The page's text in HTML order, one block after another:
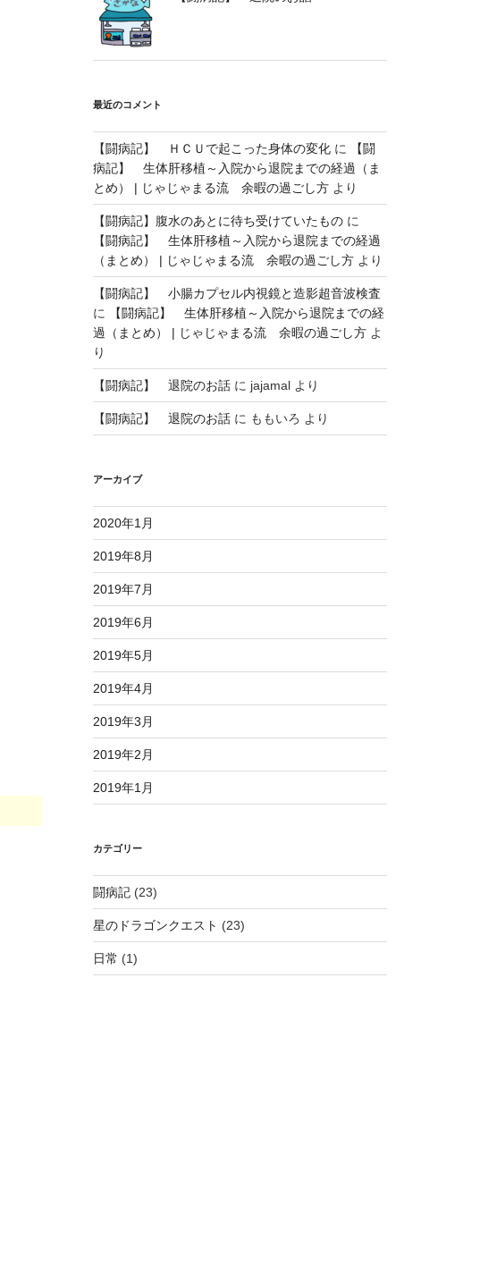
最近のコメント
【闘病記】 ＨＣＵで起こった身体の変化に
【闘
病記】 生体肝移植～入院から退院までの経過（ま
とめ） | じゃじゃまる流 余暇の過ごし方より
【闘病記】腹水のあとに待ち受けていたものに
【闘病記】 生体肝移植～入院から退院までの経過
（まとめ） | じゃじゃまる流 余暇の過ごし方より
【闘病記】 小腸カプセル内視鏡と造影超音波検査
に
【闘病記】 生体肝移植～入院から退院までの経
過（まとめ） | じゃじゃまる流 余暇の過ごし方よ
り
【闘病記】 退院のお話に jajamalより
【闘病記】 退院のお話に ももいろ より
アーカイブ
2020年1月
2019年8月
2019年7月
2019年6月
2019年5月
2019年4月
2019年3月
2019年2月
2019年1月
カテゴリー
闘病記(23)
星のドラゴンクエスト (23)
日常 (1)